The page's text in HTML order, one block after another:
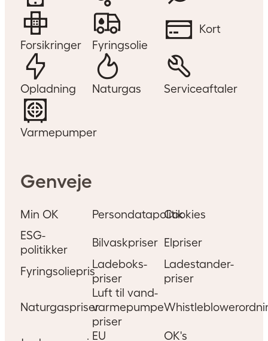
Forsikringer Fyringsolie
Kort
Opladning Naturgas Serviceaftaler
Varmepumper
Genveje
Min OK PersondatapolitikCookies
ESG-
politikker
Bilvaskpriser Elpriser
Fyringsoliepris
Ladeboks-
priser
Ladestander-
priser
Naturgaspriser
Luft til vand-
varmepumpe
priser
EU OK's